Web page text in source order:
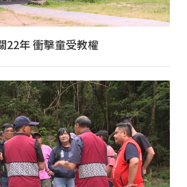
22年 衝擊童受教權